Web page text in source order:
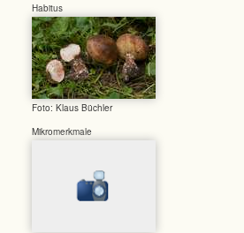
Habitus
Foto: Klaus Büchler
Mikromerkmale